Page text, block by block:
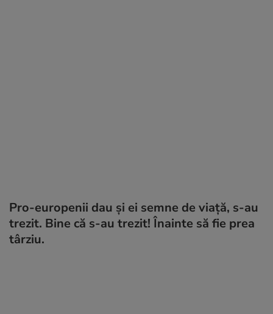
Pro-europenii dau și ei semne de viață, s-au
trezit. Bine că s-au trezit! Înainte să fie prea
târziu.